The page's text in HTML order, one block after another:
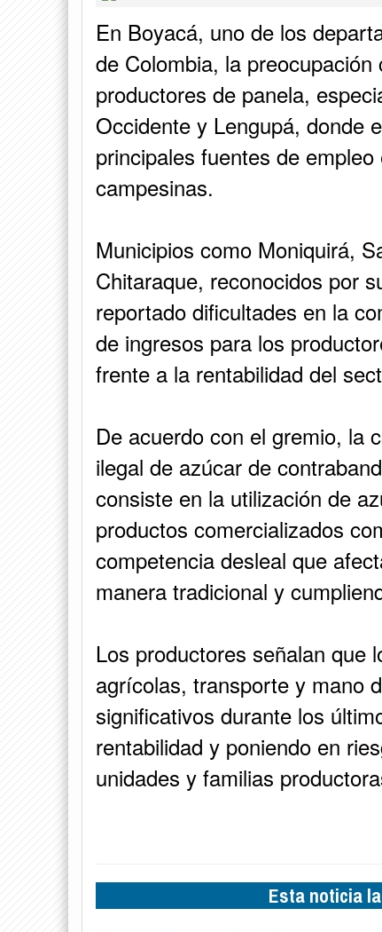
En Boyacá, uno de los
de Colombia, la
productores de panela,
Occidente y Lengupá, donde
principales fuentes de
campesinas.
Municipios como Moniquirá,
Chitaraque, reconocidos por
reportado dificultades en la
de ingresos para los
frente a la rentabilidad del
De acuerdo con el gremio, la
ilegal de azúcar de
consiste en la utilización de
productos comercializados
competencia desleal que
manera tradicional y
Los productores señalan que
agrícolas, transporte y mano
significativos durante los
rentabilidad y poniendo en
unidades y familias
Esta noticia